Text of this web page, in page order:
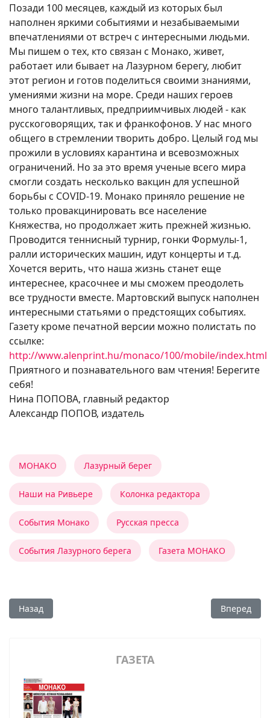
Позади 100 месяцев, каждый из которых был
наполнен яркими событиями и незабываемыми
впечатлениями от встреч с интересными людьми.
Мы пишем о тех, кто связан с Монако, живет,
работает или бывает на Лазурном берегу, любит
этот регион и готов поделиться своими знаниями,
умениями жизни на море. Среди наших героев
много талантливых, предприимчивых людей - как
русскоговорящих, так и франкофонов. У нас много
общего в стремлении творить добро. Целый год мы
прожили в условиях карантина и всевозможных
ограничений. Но за это время ученые всего мира
смогли создать несколько вакцин для успешной
борьбы с COVID-19. Монако приняло решение не
только провакцинировать все население
Княжества, но продолжает жить прежней жизнью.
Проводится теннисный турнир, гонки Формулы-1,
ралли исторических машин, идут концерты и т.д.
Хочется верить, что наша жизнь станет еще
интереснее, красочнее и мы сможем преодолеть
все трудности вместе. Мартовский выпуск наполнен
интересными статьями о предстоящих событиях.
Газету кроме печатной версии можно полистать по
ссылке:
http://www.alenprint.hu/monaco/100/mobile/index.html
Приятного и познавательного вам чтения! Берегите
себя!
Нина ПОПОВА, главный редактор
Александр ПОПОВ, издатель
МОНАКО Лазурный берег
Наши на Ривьере Колонка редактора
События Монако Русская пресса
События Лазурного берега Газета МОНАКО
Предыдущий: Жизнь продолжается!
Назад Вперед
ГАЗЕТА